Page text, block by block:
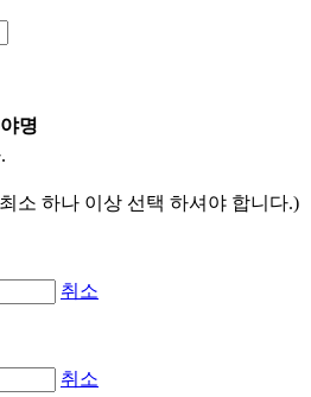
명
소 하나 이상 선택 하셔야 합니다.)
취소
취소